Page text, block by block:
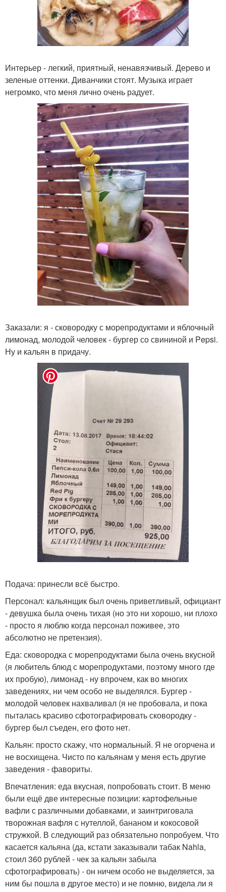
Интерьер - легкий, приятный, ненавязчивый. Дерево и
зеленые оттенки. Диванчики стоят. Музыка играет
негромко, что меня лично очень радует.
Заказали: я - сковородку с морепродуктами и яблочный
лимонад, молодой человек - бургер со свининой и Pepsi.
Ну и кальян в придачу.
Подача: принесли всё быстро.
Персонал: кальянщик был очень приветливый, официант
- девушка была очень тихая (но это ни хорошо, ни плохо
- просто я люблю когда персонал поживее, это
абсолютно не претензия).
Еда: сковородка с морепродуктами была очень вкусной
(я любитель блюд с морепродуктами, поэтому много где
их пробую), лимонад - ну впрочем, как во многих
заведениях, ни чем особо не выделялся. Бургер -
молодой человек нахваливал (я не пробовала, и пока
пыталась красиво сфотографировать сковородку -
бургер был съеден, его фото нет.
Кальян: просто скажу, что нормальный. Я не огорчена и
не восхищена. Чисто по кальянам у меня есть другие
заведения - фавориты.
Впечатления: еда вкусная, попробовать стоит. В меню
были ещё две интересные позиции: картофельные
вафли с различными добавками, и заинтриговала
творожная вафля с нутеллой, бананом и кокосовой
стружкой. В следующий раз обязательно попробуем. Что
касается кальяна (да, кстати заказывали табак Nahla,
стоил 360 рублей - чек за кальян забыла
сфотографировать) - он ничем особо не выделяется, за
ним бы пошла в другое место) и не помню, видела ли я